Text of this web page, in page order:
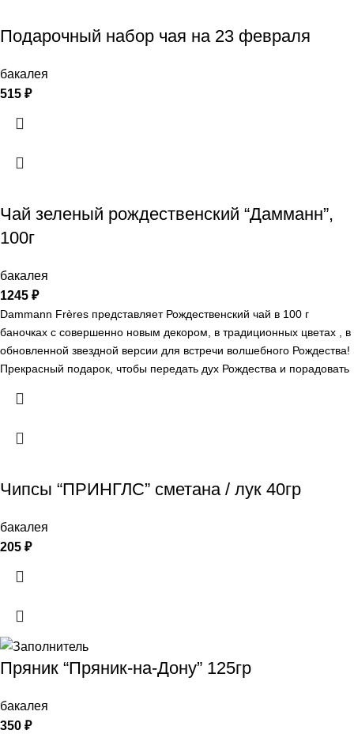
Подарочный набор чая на 23 февраля
бакалея
515 ₽
Чай зеленый рождественский “Дамманн”,
100г
бакалея
1245 ₽
Dammann Frères представляет Рождественский чай в 100 г
баночках с совершенно новым декором, в традиционных цветах , в
обновленной звездной версии для встречи волшебного Рождества!
Прекрасный подарок, чтобы передать дух Рождества и порадовать
Состав: Зеленый чай, кусочки яблока, ароматы корицы, ванили,
апельсиновые корочки.
Чипсы “ПРИНГЛС” сметана / лук 40гр
бакалея
205 ₽
Пряник “Пряник-на-Дону” 125гр
бакалея
350 ₽